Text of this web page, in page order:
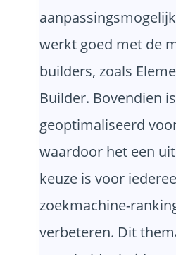
werkt goed met de
builders, zoals
Builder. Bovendien
geoptimaliseerd
waardoor het een
keuze is voor
zoekmachine-
verbeteren. Dit